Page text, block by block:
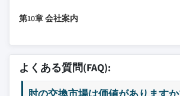
3.6.1 製造者力
3.6.4マイル 置換の脅威
3.6.5 産業儀式
8.4 Ambulatory 外科センター
9.2 北アメリカ
9.2.2 カナダ
9.3 ヨーロッパ
9.3.1 ドイツ
第10章 会社案内
10.1 累積 LLC.
10.3 DJO、LLC
10.4 ジョンソン&ジョンソン(DePuy
よくある質問(FAQ):